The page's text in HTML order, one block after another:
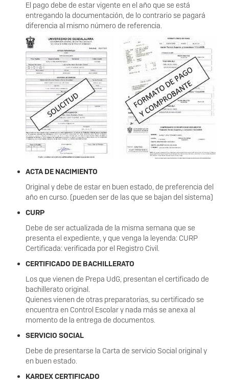
El pago debe de estar vigente en el año que se está
entregando la documentación, de lo contrario se pagará
diferencia al mismo número de referencia.
ACTA DE NACIMIENTO
Original y debe de estar en buen estado, de preferencia del
año en curso. (pueden ser de las que se bajan del sistema)
CURP
Debe de ser actualizada de la misma semana que se
presenta el expediente, y que venga la leyenda: CURP
Certificada: verificada por el Registro Civil.
CERTIFICADO DE BACHILLERATO
Los que vienen de Prepa UdG, presentan el certificado de
bachillerato original.
Quienes vienen de otras preparatorias, su certificado se
encuentra en Control Escolar y nada más se anexa al
momento de la entrega de documentos.
SERVICIO SOCIAL
Debe de presentarse la Carta de servicio Social original y
en buen estado.
KARDEX CERTIFICADO